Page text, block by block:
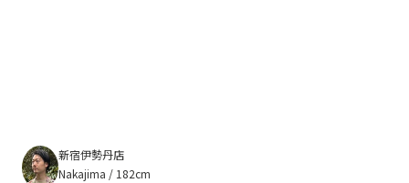
新宿伊勢丹店
Nakajima / 182cm